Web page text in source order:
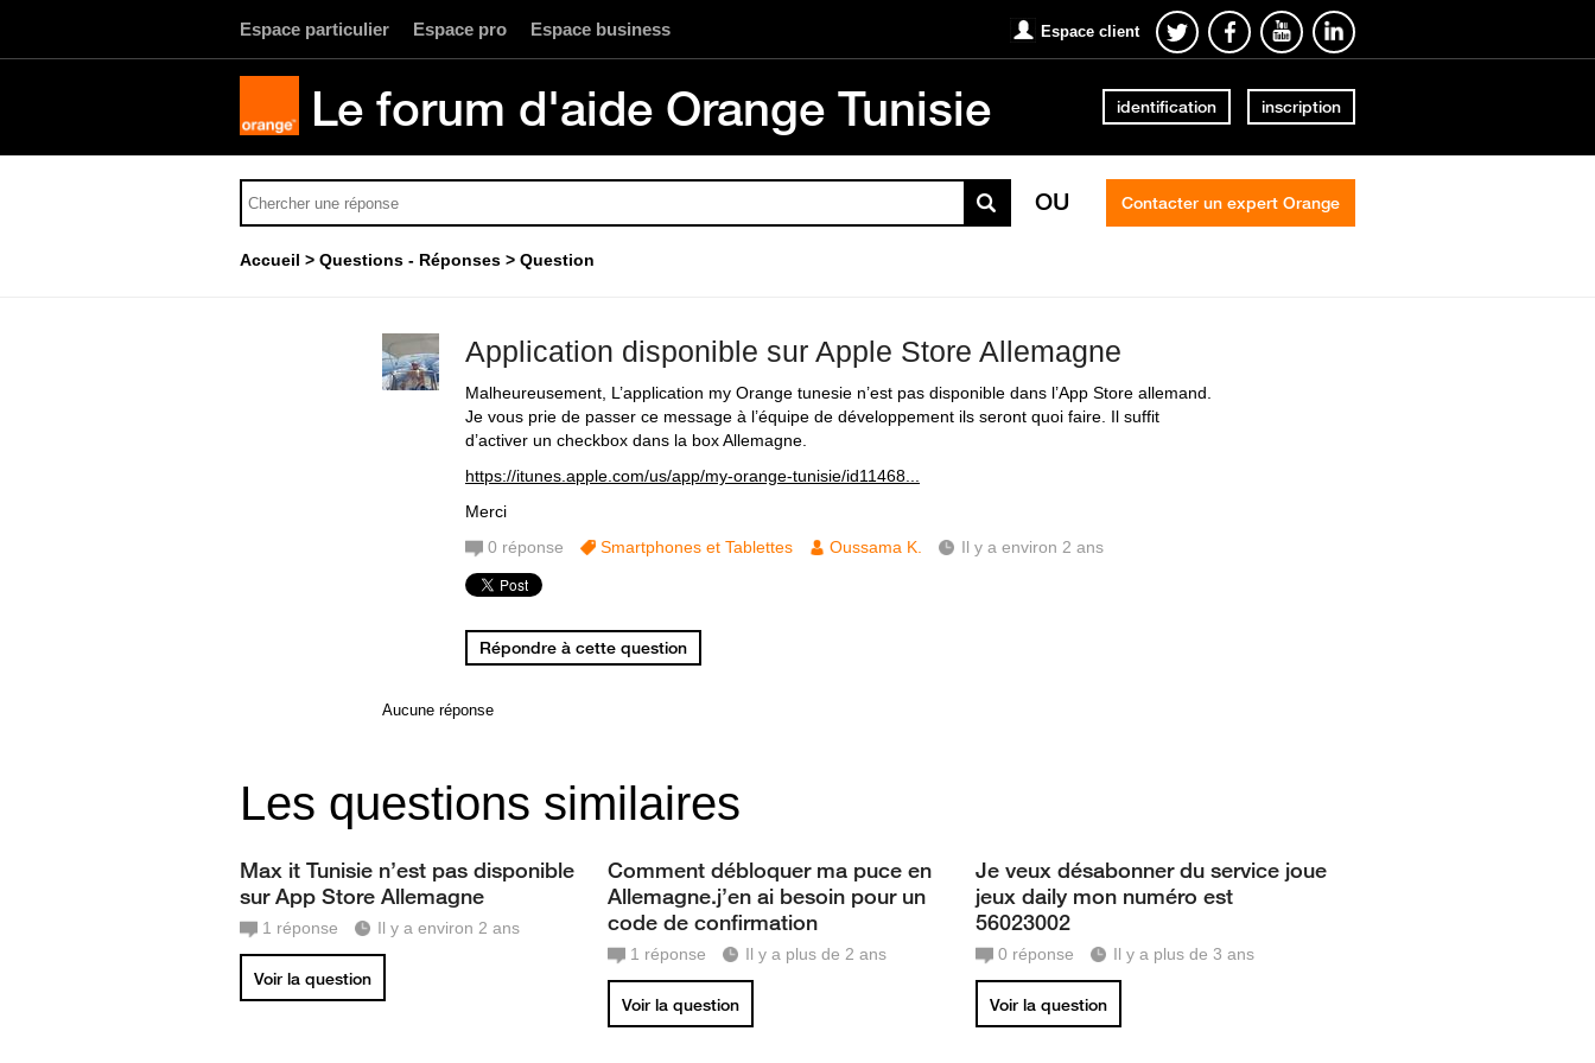
Espace particulier Espace pro Espace business Espace client
Le forum d'aide Orange Tunisie identification inscription
OU Contacter un expert Orange
Accueil Questions - Réponses Question
Application disponible sur Apple Store Allemagne
Malheureusement, L’application my Orange tunesie n’est pas disponible dans l’App Store allemand.
Je vous prie de passer ce message à l’équipe de développement ils seront quoi faire. Il suffit
d’activer un checkbox dans la box Allemagne.
https://itunes.apple.com/us/app/my-orange-tunisie/id11468...
Merci
0 réponse Smartphones et Tablettes Oussama K. Il y a environ 2 ans
Répondre à cette question
Aucune réponse
Les questions similaires
Max it Tunisie n’est pas disponible
sur App Store Allemagne
1 réponse Il y a environ 2 ans
Voir la question
Comment débloquer ma puce en
Allemagne.j’en ai besoin pour un
code de confirmation
1 réponse Il y a plus de 2 ans
Voir la question
Je veux désabonner du service joue
jeux daily mon numéro est
56023002
0 réponse Il y a plus de 3 ans
Voir la question